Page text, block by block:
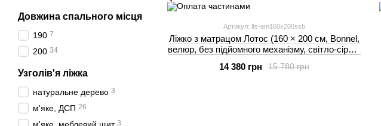
Артикул: lts-am160x200ssb
Ліжко з матрацом Лотос (160 × 200 см, Bonnel,
велюр, без підйомного механізму, світло-сірий)
15 780 грн
14 380 грн
Довжина спального місця
190 7
200 34
Узголів'я ліжка
натуральне дерево 3
м'яке, ДСП 26
3